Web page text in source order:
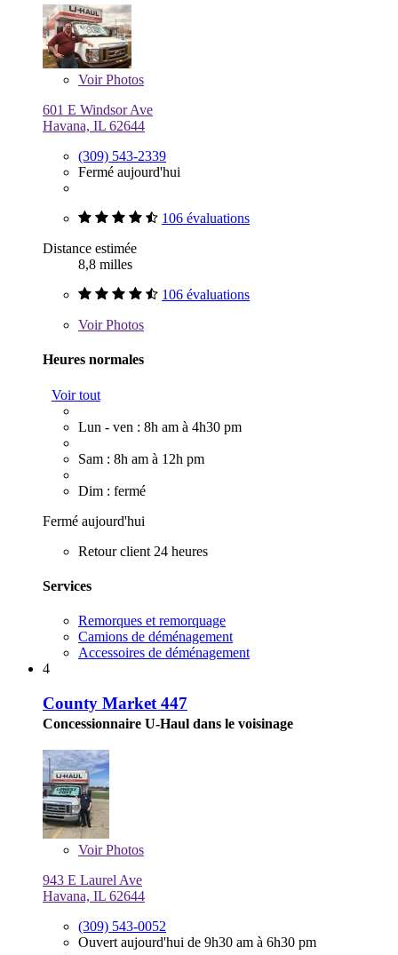
VoirPhotos
601 E Windsor Ave
Havana, IL 62644
(309) 543-2339
Fermé aujourd'hui
106 évaluations
Distance estimée
8,8 milles
106 évaluations
VoirPhotos
Heures normales
Voir tout
Lun - ven : 8h am à 4h30 pm
Sam : 8h am à 12h pm
Dim : fermé
Fermé aujourd'hui
Retour client 24 heures
Services
Remorques et remorquage
Camions de déménagement
Accessoires de déménagement
4
County Market 447
Concessionnaire U-Haul dans le voisinage
VoirPhotos
943 E Laurel Ave
Havana, IL 62644
(309) 543-0052
Ouvert aujourd'hui de 9h30 am à 6h30 pm